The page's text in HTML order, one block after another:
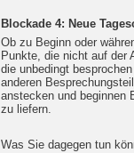
Blockade 4: Neue
Ob zu Beginn oder
Punkte, die nicht auf der
die unbedingt
anderen
anstecken und beginnen
zu liefern.
Was Sie dagegen tun